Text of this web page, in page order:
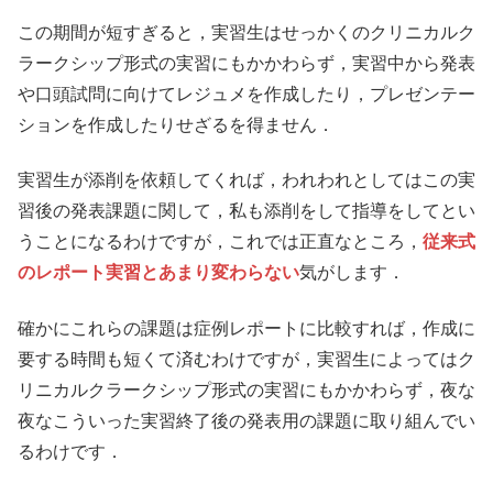
この期間が短すぎると，実習生はせっかくのクリニカルク
ラークシップ形式の実習にもかかわらず，実習中から発表
や口頭試問に向けてレジュメを作成したり，プレゼンテー
ションを作成したりせざるを得ません．
実習生が添削を依頼してくれば，われわれとしてはこの実
習後の発表課題に関して，私も添削をして指導をしてとい
うことになるわけですが，これでは正直なところ， 従来式
のレポート実習とあまり変わらない気がします．
確かにこれらの課題は症例レポートに比較すれば，作成に
要する時間も短くて済むわけですが，実習生によってはク
リニカルクラークシップ形式の実習にもかかわらず，夜な
夜なこういった実習終了後の発表用の課題に取り組んでい
るわけです．